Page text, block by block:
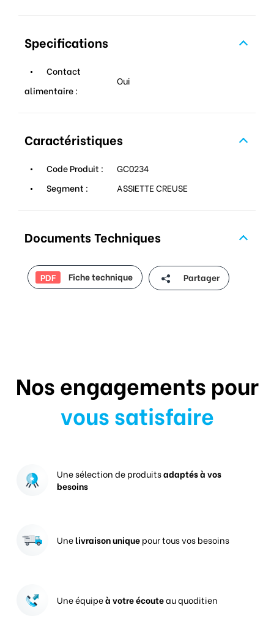
Specifications
Contact
alimentaire :
Oui
Caractéristiques
Code Produit :
GC0234
Segment :
ASSIETTE CREUSE
Documents Techniques
PDF Fiche technique Partager
Nos engagements pour
vous satisfaire
Une sélection de produitsadaptés à vos
besoins
Unelivraison uniquepour tous vos besoins
Une équipeà votre écouteau quoditien